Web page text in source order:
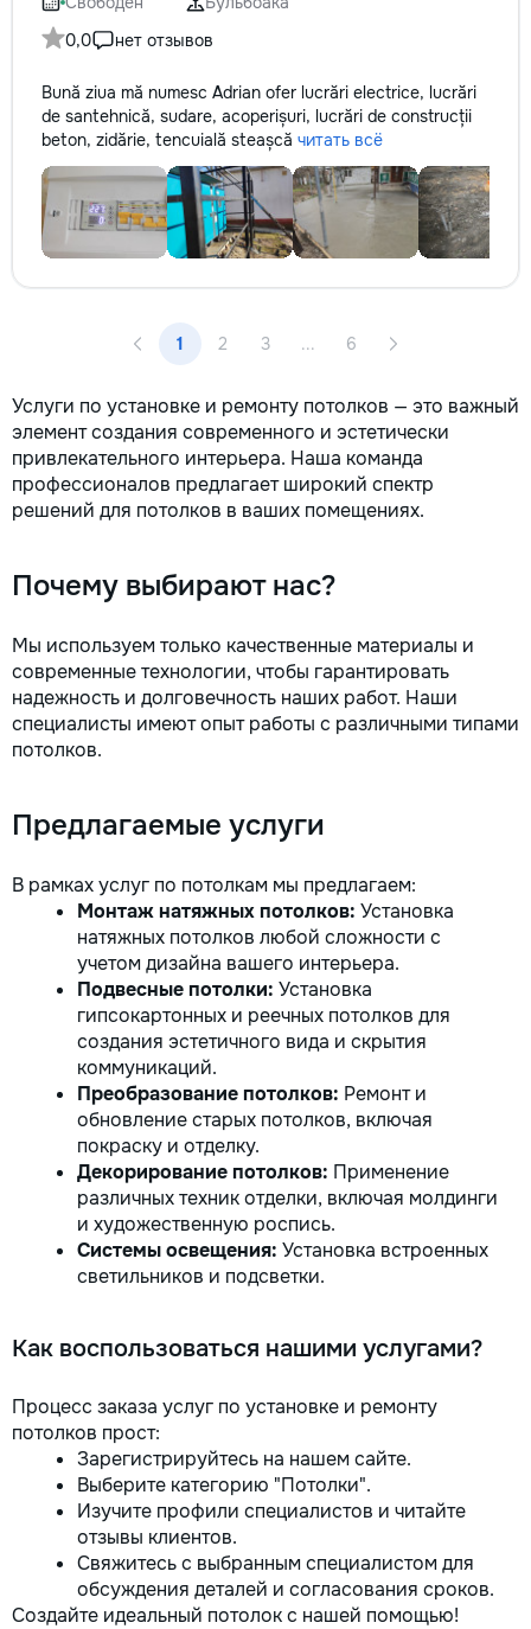
0,0
нет отзывов
Bună ziua mă numesc Adrian ofer lucrări electrice, lucrări
de santehnică, sudare, acoperișuri, lucrări de construcții
beton, zidărie, tencuială steașcă читать всё
1 2 3 ... 6
Услуги по установке и ремонту потолков — это важный
элемент создания современного и эстетически
привлекательного интерьера. Наша команда
профессионалов предлагает широкий спектр
решений для потолков в ваших помещениях.
Почему выбирают нас?
Мы используем только качественные материалы и
современные технологии, чтобы гарантировать
надежность и долговечность наших работ. Наши
специалисты имеют опыт работы с различными типами
потолков.
Предлагаемые услуги
В рамках услуг по потолкам мы предлагаем:
Монтаж натяжных потолков: Установка
натяжных потолков любой сложности с
учетом дизайна вашего интерьера.
Подвесные потолки: Установка
гипсокартонных и реечных потолков для
создания эстетичного вида и скрытия
коммуникаций.
Преобразование потолков: Ремонт и
обновление старых потолков, включая
покраску и отделку.
Декорирование потолков: Применение
различных техник отделки, включая молдинги
и художественную роспись.
Системы освещения: Установка встроенных
светильников и подсветки.
Как воспользоваться нашими услугами?
Процесс заказа услуг по установке и ремонту
потолков прост:
Зарегистрируйтесь на нашем сайте.
Выберите категорию "Потолки".
Изучите профили специалистов и читайте
отзывы клиентов.
Свяжитесь с выбранным специалистом для
обсуждения деталей и согласования сроков.
Создайте идеальный потолок с нашей помощью!